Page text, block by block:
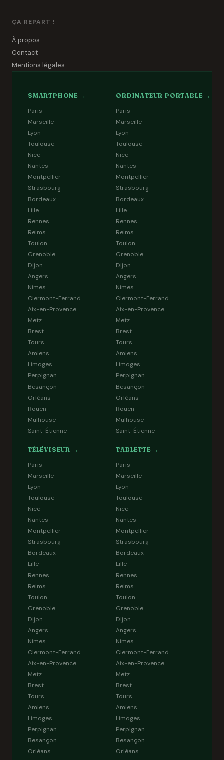
ÇA REPART !
À propos
Contact
Mentions légales
SMARTPHONE →
Paris
Marseille
Lyon
Toulouse
Nice
Nantes
Montpellier
Strasbourg
Bordeaux
Lille
Rennes
Reims
Toulon
Grenoble
Dijon
Angers
Nîmes
Clermont-Ferrand
Aix-en-Provence
Metz
Brest
Tours
Amiens
Limoges
Perpignan
Besançon
Orléans
Rouen
Mulhouse
Saint-Étienne
ORDINATEUR PORTABLE →
Paris
Marseille
Lyon
Toulouse
Nice
Nantes
Montpellier
Strasbourg
Bordeaux
Lille
Rennes
Reims
Toulon
Grenoble
Dijon
Angers
Nîmes
Clermont-Ferrand
Aix-en-Provence
Metz
Brest
Tours
Amiens
Limoges
Perpignan
Besançon
Orléans
Rouen
Mulhouse
Saint-Étienne
TÉLÉVISEUR →
Paris
Marseille
Lyon
Toulouse
Nice
Nantes
Montpellier
Strasbourg
Bordeaux
Lille
Rennes
Reims
Toulon
Grenoble
Dijon
Angers
Nîmes
Clermont-Ferrand
Aix-en-Provence
Metz
Brest
Tours
Amiens
Limoges
Perpignan
Besançon
Orléans
TABLETTE →
Paris
Marseille
Lyon
Toulouse
Nice
Nantes
Montpellier
Strasbourg
Bordeaux
Lille
Rennes
Reims
Toulon
Grenoble
Dijon
Angers
Nîmes
Clermont-Ferrand
Aix-en-Provence
Metz
Brest
Tours
Amiens
Limoges
Perpignan
Besançon
Orléans